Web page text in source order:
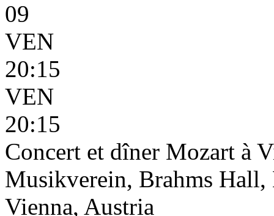
09
VEN
20:15
VEN
20:15
Concert et dîner Mozart à
Musikverein, Brahms Hall,
Vienna, Austria